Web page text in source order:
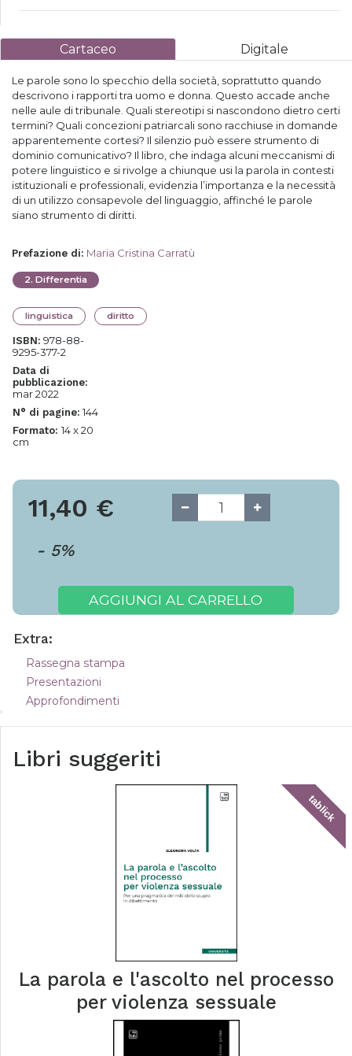
Cartaceo Digitale
Le parole sono lo specchio della società, soprattutto quando
descrivono i rapporti tra uomo e donna. Questo accade anche
nelle aule di tribunale. Quali stereotipi si nascondono dietro certi
termini? Quali concezioni patriarcali sono racchiuse in domande
apparentemente cortesi? Il silenzio può essere strumento di
dominio comunicativo? Il libro, che indaga alcuni meccanismi di
potere linguistico e si rivolge a chiunque usi la parola in contesti
istituzionali e professionali, evidenzia l’importanza e la necessità
di un utilizzo consapevole del linguaggio, affinché le parole
siano strumento di diritti.
Prefazione di: Maria Cristina Carratù
2. Differentia
linguistica diritto
ISBN: 978-88-
9295-377-2
Data di
pubblicazione:
mar 2022
N° di pagine: 144
Formato: 14 x 20
cm
11,40 €
- 5%
AGGIUNGI AL CARRELLO
Extra:
Rassegna stampa
Presentazioni
Approfondimenti
Libri suggeriti
tablick
La parola e l'ascolto nel processo
per violenza sessuale